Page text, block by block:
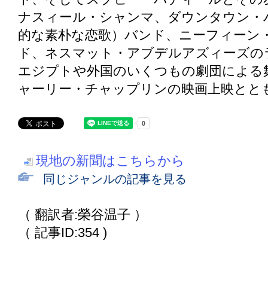
ナスィール・シャンマ、ダウンタウン
的な素朴な恋歌）バンド、ニーフィーン
ド、ネスマット・アブデルアズィーズ
エジプトや外国のいくつもの劇団による
ャーリー・チャップリンの映画上映と
現地の新聞はこちらから
同じジャンルの記事を見る
（ 翻訳者:榮谷温子 ）
（ 記事ID:354 )